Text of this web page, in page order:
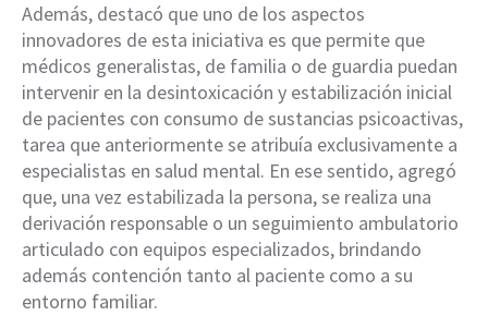
Además, destacó que uno de los aspectos
innovadores de esta iniciativa es que permite que
médicos generalistas, de familia o de guardia puedan
intervenir en la desintoxicación y estabilización inicial
de pacientes con consumo de sustancias psicoactivas,
tarea que anteriormente se atribuía exclusivamente a
especialistas en salud mental. En ese sentido, agregó
que, una vez estabilizada la persona, se realiza una
derivación responsable o un seguimiento ambulatorio
articulado con equipos especializados, brindando
además contención tanto al paciente como a su
entorno familiar.